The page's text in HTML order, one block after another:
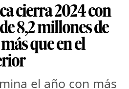
cierra 2024 con
8,2 millones de
que en el
el año con más